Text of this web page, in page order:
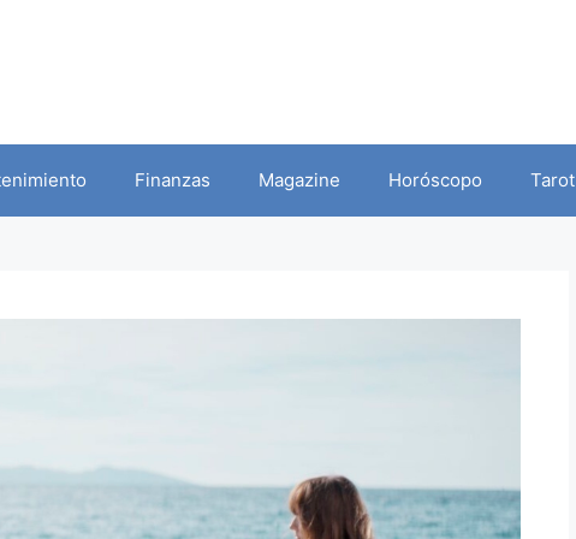
Finanzas Magazine Horóscopo Tarot